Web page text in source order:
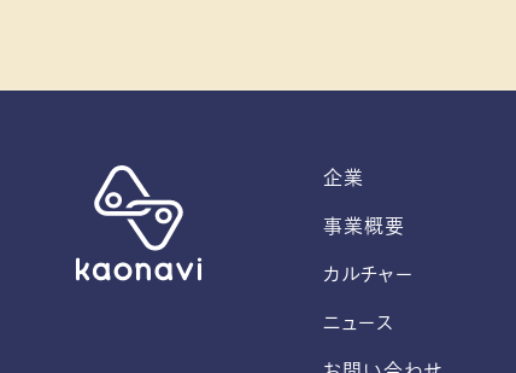
企業
事業概要
カルチャー
ニュース